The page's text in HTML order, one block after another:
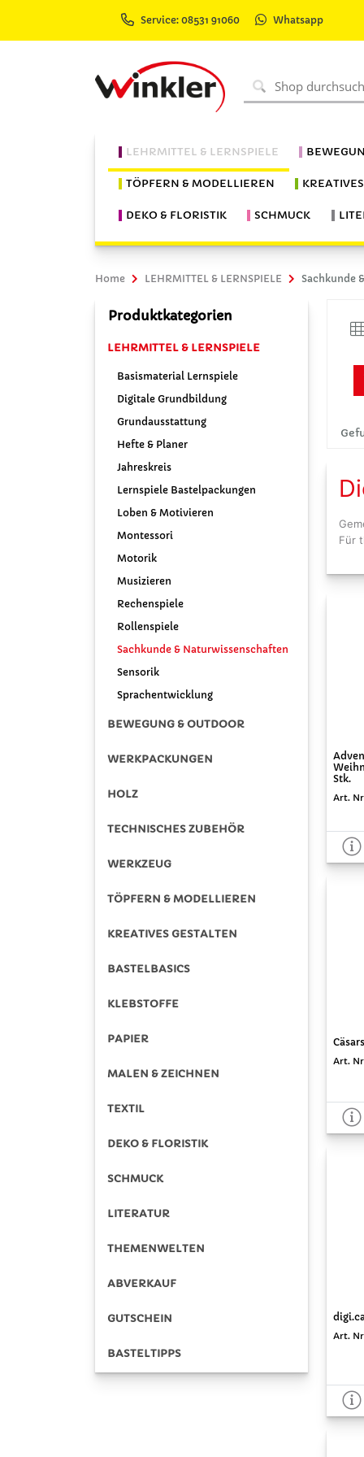
Service: 08531 91060 Whatsapp
LEHRMITTEL & LERNSPIELE
TÖPFERN & MODELLIEREN
DEKO & FLORISTIK SCHMUCK
Home LEHRMITTEL & LERNSPIELE Sachkunde
Produktkategorien
LEHRMITTEL & LERNSPIELE
Basismaterial Lernspiele
Digitale Grundbildung
Grundausstattung
Hefte & Planer
Jahreskreis
Lernspiele Bastelpackungen
Loben & Motivieren
Montessori
Motorik
Musizieren
Rechenspiele
Rollenspiele
Sachkunde & Naturwissenschaften
Sensorik
Sprachentwicklung
BEWEGUNG & OUTDOOR
WERKPACKUNGEN
HOLZ
TECHNISCHES ZUBEHÖR
WERKZEUG
TÖPFERN & MODELLIEREN
KREATIVES GESTALTEN
BASTELBASICS
KLEBSTOFFE
PAPIER
MALEN & ZEICHNEN
TEXTIL
DEKO & FLORISTIK
SCHMUCK
LITERATUR
THEMENWELTEN
ABVERKAUF
GUTSCHEIN
BASTELTIPPS
Für
Stk.
Art.
Art.
Art.